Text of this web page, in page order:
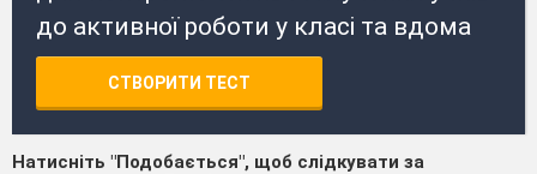
до активної роботи у класі та вдома
СТВОРИТИ ТЕСТ
Натисніть "Подобається", щоб слідкувати за